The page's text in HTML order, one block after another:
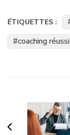
ÉTIQUETTES :
coaching réussi
d'article